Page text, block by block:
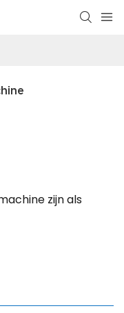
zijn als